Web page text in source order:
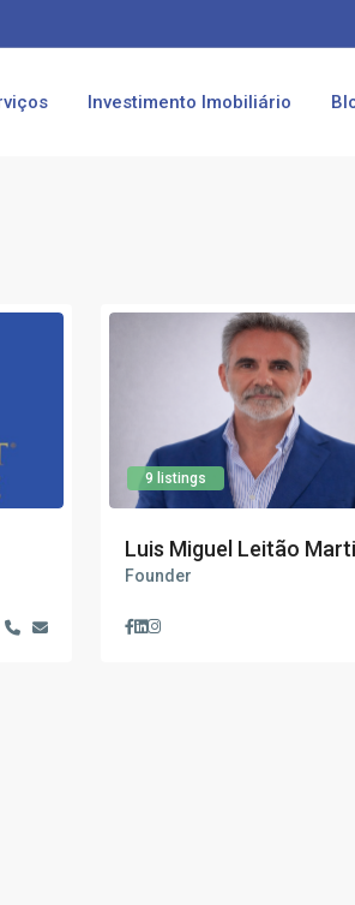
Investimento Imobiliário
9 listings
Luis Miguel Leitão
Founder